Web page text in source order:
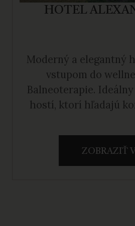
HOTEL
Moderný a elegantný
vstupom do
Balneoterapie.
hostí, ktorí hľadajú
ZOBRAZIŤ